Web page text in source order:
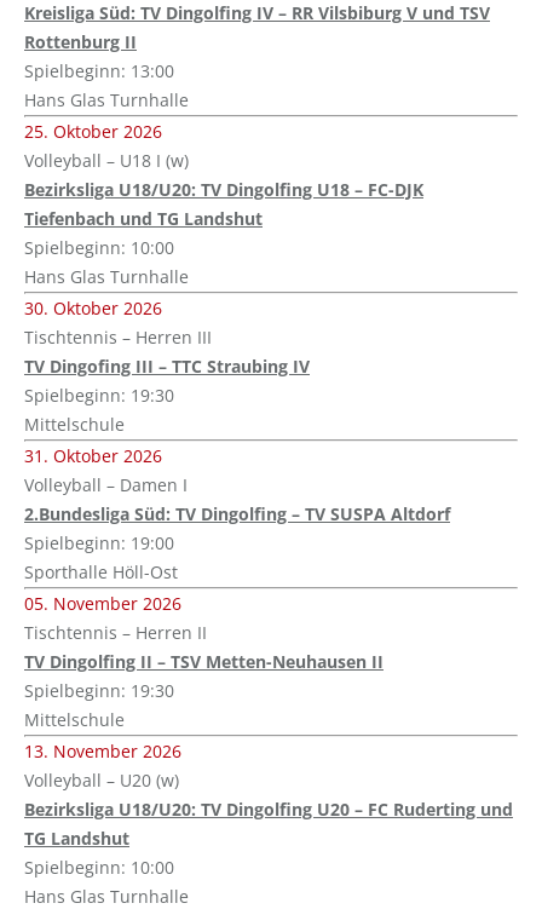
Kreisliga Süd: TV Dingolfing IV – RR Vilsbiburg V und TSV
Rottenburg II
Spielbeginn: 13:00
Hans Glas Turnhalle
25. Oktober 2026
Volleyball – U18 I (w)
Bezirksliga U18/U20: TV Dingolfing U18 – FC-DJK
Tiefenbach und TG Landshut
Spielbeginn: 10:00
Hans Glas Turnhalle
30. Oktober 2026
Tischtennis – Herren III
TV Dingofing III – TTC Straubing IV
Spielbeginn: 19:30
Mittelschule
31. Oktober 2026
Volleyball – Damen I
2.Bundesliga Süd: TV Dingolfing – TV SUSPA Altdorf
Spielbeginn: 19:00
Sporthalle Höll-Ost
05. November 2026
Tischtennis – Herren II
TV Dingolfing II – TSV Metten-Neuhausen II
Spielbeginn: 19:30
Mittelschule
13. November 2026
Volleyball – U20 (w)
Bezirksliga U18/U20: TV Dingolfing U20 – FC Ruderting und
TG Landshut
Spielbeginn: 10:00
Hans Glas Turnhalle